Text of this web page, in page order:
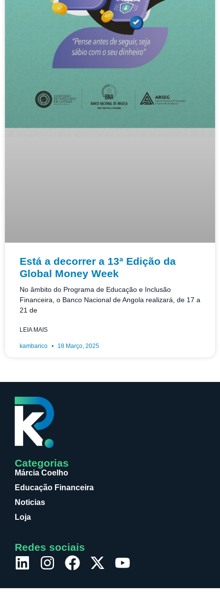
Está a decorrer a 13ª Edição da
Global Money Week
No âmbito do Programa de Educação e Inclusão
Financeira, o Banco Nacional de Angola realizará, de 17 a
21 de
LEIA MAIS
kambarico 18 Março, 2025
Categorias
Márcia Coelho
Educação Financeira
Noticias
Loja
Redes sociais